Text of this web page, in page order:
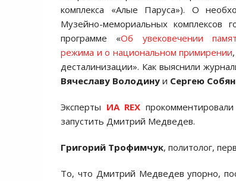
комплекса «Алые Паруса»). О
Музейно-мемориальных комплексов
программе «Об увековечении
режима и о национальном примирении
десталинизации». Как выяснили
Вячеславу Володину и Сергею
Эксперты ИА REX
запустить Дмитрий Медведев.
Григорий Трофимчук, политолог,
То, что Дмитрий Медведев упорно,